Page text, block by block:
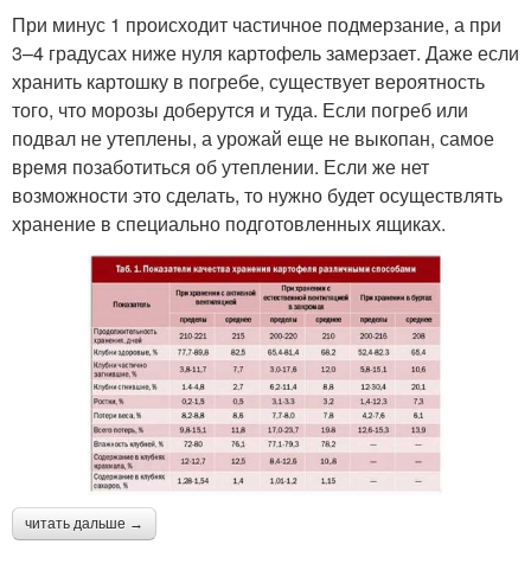
При минус 1 происходит частичное подмерзание, а при
3–4 градусах ниже нуля картофель замерзает. Даже если
хранить картошку в погребе, существует вероятность
того, что морозы доберутся и туда. Если погреб или
подвал не утеплены, а урожай еще не выкопан, самое
время позаботиться об утеплении. Если же нет
возможности это сделать, то нужно будет осуществлять
хранение в специально подготовленных ящиках.
читать дальше →